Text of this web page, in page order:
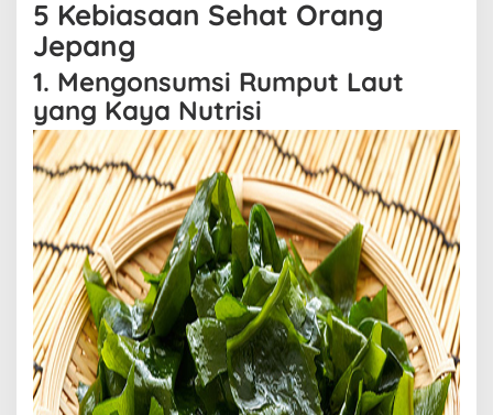
5 Kebiasaan Sehat Orang
Jepang
1. Mengonsumsi Rumput Laut
yang Kaya Nutrisi